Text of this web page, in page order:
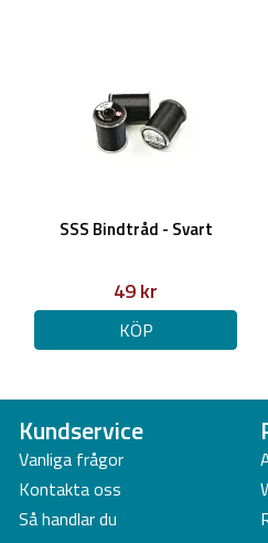
SSS Bindtråd - Svart
49 kr
KÖP
Kundservice
Vanliga frågor
Kontakta oss
Så handlar du